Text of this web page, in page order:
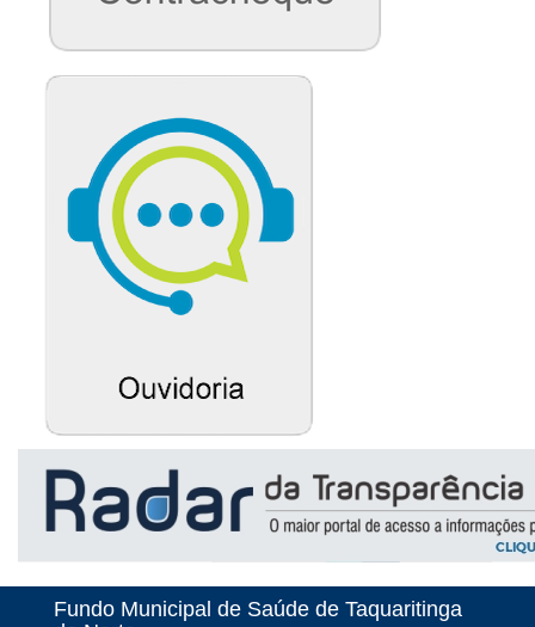
Fundo Municipal de Saúde de Taquaritinga